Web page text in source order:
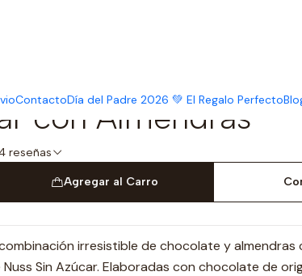
ContactoDía del Padre 2026 💚 El Regalo Perfecto
con Almendras
4 reseñas
Agregar al Carro
irresistible de chocolate y almendras
Nuss Sin Azúcar. Elaboradas con chocolate de